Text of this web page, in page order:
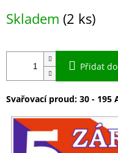
cena:
Skladem (2 ks)
Přidat
Svařovací proud: 30 - 195